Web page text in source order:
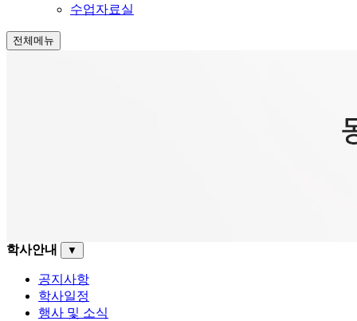
수업자료실
전체메뉴
학사안내 ▼
공지사항
학사일정
행사 및 소식